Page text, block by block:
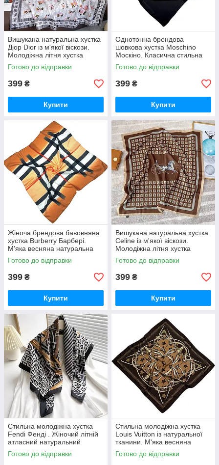
Вишукана натуральна хустка
Діор Dior із м'якої віскози.
Молодіжна літня хустка
Christian Dior
Готово до відправки
399 ₴
Купити
Однотонна брендова
шовкова хустка Moschino
Москіно. Класична стильна
натуральна хустка
Готово до відправки
399 ₴
Купити
Жіноча брендова бавовняна
хустка Burberry Барбері.
М'яка весняна натуральна
хустка
Готово до відправки
399 ₴
Купити
Вишукана натуральна хустка
Celine із м'якої віскози.
Молодіжна літня хустка
Готово до відправки
399 ₴
Купити
Стильна молодіжна хустка
Fendi Фенді . Жіночий літній
атласний натуральний
платок
Готово до відправки
Стильна молодіжна хустка
Louis Vuitton із натуральної
тканини. М'яка весняна
хустка
Готово до відправки